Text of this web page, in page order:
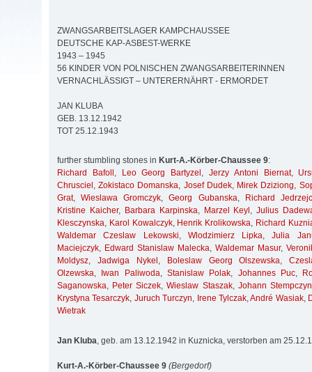
ZWANGSARBEITSLAGER KAMPCHAUSSEE
DEUTSCHE KAP-ASBEST-WERKE
1943 – 1945
56 KINDER VON POLNISCHEN ZWANGSARBEITERINNEN
VERNACHLÄSSIGT – UNTERERNÄHRT - ERMORDET
JAN KLUBA
GEB. 13.12.1942
TOT 25.12.1943
further stumbling stones in Kurt-A.-Körber-Chaussee 9:
Richard Bafoll , Leo Georg Bartyzel ,Jerzy Antoni Biernat,
Chrusciel ,Zokistaco Domanska, Josef Dudek, Mirek Dziziong,
Grat,Wieslawa Gromczyk,Georg Gubanska,
Richard
Kristine Kaicher, Barbara Karpinska, Marzel Keyl ,Julius
Klesczynska, Karol Kowalczyk, Henrik Krolikowska, Richard
Waldemar Czeslaw Lekowski, Wlodzimierz Lipka,Julia
Maciejczyk, Edward Stanislaw Malecka, Waldemar Masur,
Moldysz, Jadwiga Nykel , Boleslaw Georg Olszewska,
Olzewska, Iwan Paliwoda,Stanislaw Polak, Johannes Puc,
Saganowska, Peter Siczek,Wieslaw Staszak, Johann
Krystyna Tesarczyk, Juruch Turczyn, Irene Tylczak,André Wasiak,
Wietrak
Jan Kluba , geb. am 13.12.1942 in Kuznicka, verstorben am
Kurt-A.-Körber-Chaussee 9 (Bergedorf)